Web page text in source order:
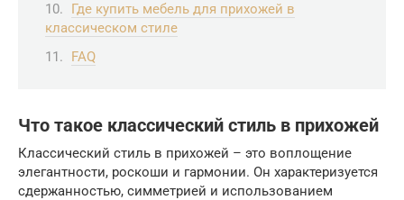
Где купить мебель для прихожей в
классическом стиле
FAQ
Что такое классический стиль в прихожей
Классический стиль в прихожей – это воплощение
элегантности, роскоши и гармонии. Он характеризуется
сдержанностью, симметрией и использованием